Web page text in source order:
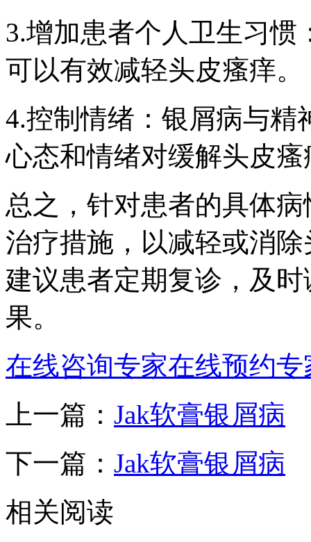
3.增加患者个人卫生习
可以有效减轻头皮瘙痒。
4.控制情绪：银屑病与精
心态和情绪对缓解头皮
总之，针对患者的具体
治疗措施，以减轻或消
建议患者定期复诊，及
果。
在线咨询专家在线预约专
上一篇： Jak软膏银屑病
下一篇： Jak软膏银屑病
相关阅读